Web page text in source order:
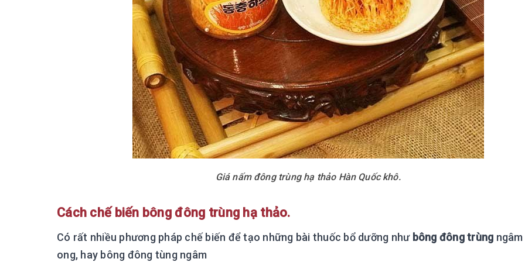
Giá nấm đông trùng hạ thảo Hàn Quốc khô.
Cách chế biến bông đông trùng hạ thảo.
Có rất nhiều phương pháp chế biến để tạo những bài thuốc bổ dưỡng như bông đông trùng
ong, hay bông đông tùng ngâm